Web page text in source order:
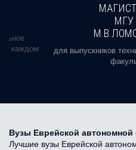
в каждом
МГУ
для выпускников
Вузы Еврейской автономной
Лучшие вузы Еврейской